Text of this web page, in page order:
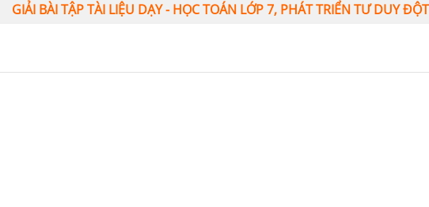
GIẢI BÀI TẬP TÀI LIỆU DẠY - HỌC TOÁN LỚP 7, PHÁT TRIỂN TƯ DUY